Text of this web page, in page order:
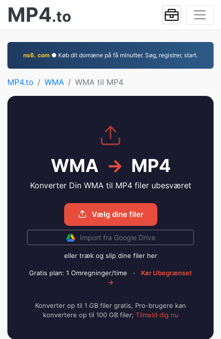
MP4.to
ns6. com ● Køb dit domæne på få minutter. Søg, registrer, start.
MP4.to WMA WMA til MP4
WMA → MP4
Konverter Din WMA til MP4 filer ubesværet
Vælg dine filer
Import fra Google Drive
eller træk og slip dine filer her
Gratis plan: 1 Omregninger/time ·
Kør Ubegrænset
→
Konverter op til 1 GB filer gratis, Pro-brugere kan
konvertere op til 100 GB filer; Tilmeld dig nu